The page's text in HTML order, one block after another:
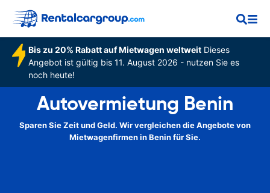
Bis zu 20% Rabatt auf Mietwagen weltweitDieses
Angebot ist gültig bis 11. August 2026 - nutzen Sie es
noch heute!
Autovermietung Benin
Sparen Sie Zeit und Geld. Wir vergleichen die Angebote von
Mietwagenfirmen in Benin für Sie.